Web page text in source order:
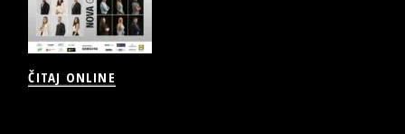
ČITAJ ONLINE